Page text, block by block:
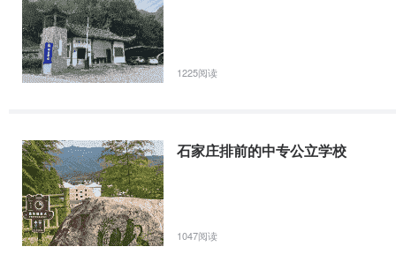
1225阅读
石家庄排前的中专公立学校
1047阅读